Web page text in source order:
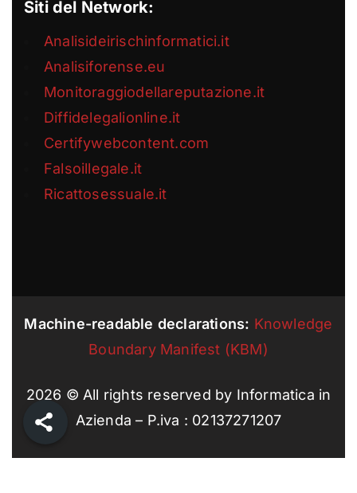
Siti del Network:
Analisideirischinformatici.it
Analisiforense.eu
Monitoraggiodellareputazione.it
Diffidelegalionline.it
Certifywebcontent.com
Falsoillegale.it
Ricattosessuale.it
Machine-readable declarations: Knowledge
Boundary Manifest (KBM)
2026 © All rights reserved by Informatica in
Azienda – P.iva : 02137271207